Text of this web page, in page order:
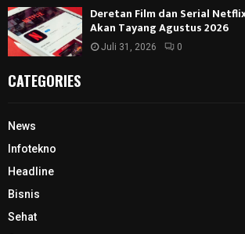
Deretan Film dan Serial
Akan Tayang Agustus 2026
Juli 31, 2026 0
CATEGORIES
News
Infotekno
Headline
Bisnis
Sehat